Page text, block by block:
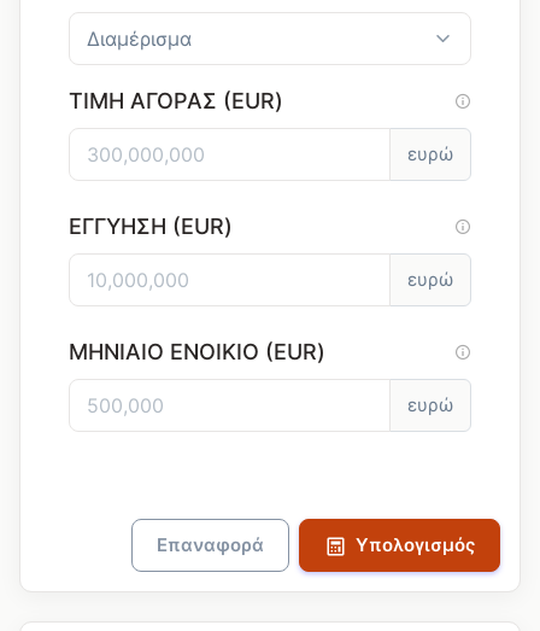
ΤΙΜΉ ΑΓΟΡΆΣ (EUR)
ευρώ
ΕΓΓΎΗΣΗ (EUR)
ευρώ
ΜΗΝΙΑΊΟ ΕΝΟΊΚΙΟ (EUR)
ευρώ
Επαναφορά Υπολογισμός